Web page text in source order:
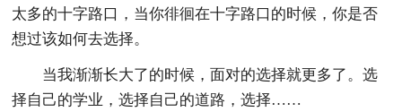
太多的十字路口，当你徘徊在十字路口的时候，你是否
想过该如何去选择。
当我渐渐长大了的时候，面对的选择就更多了。选
择自己的学业，选择自己的道路，选择……